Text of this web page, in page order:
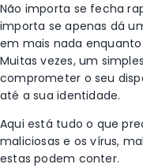
Não importa se fecha
importa se apenas dá
em mais nada
Muitas vezes, um
comprometer o seu
até a sua identidade.
Aqui está tudo o que
maliciosas e os vírus,
estas podem conter.